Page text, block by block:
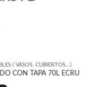
( VASOS, CUBIERTOS...)
CON TAPA 70L ECRU